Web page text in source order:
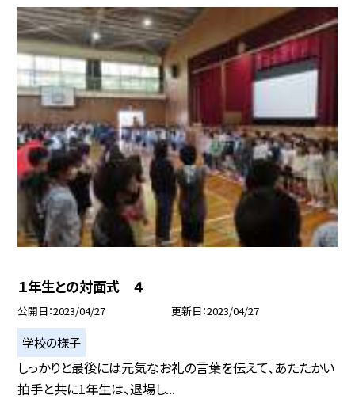
１年生との対面式 ４
公開日 2023/04/27 更新日 2023/04/27
学校の様子
しっかりと最後には元気なお礼の言葉を伝えて、あたたかい
拍手と共に1年生は、退場し...